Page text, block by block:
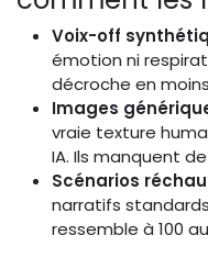
Voix-off
émotion ni
décroche en
Images
vraie texture
IA. Ils manquent
Scénarios
narratifs
ressemble à 100